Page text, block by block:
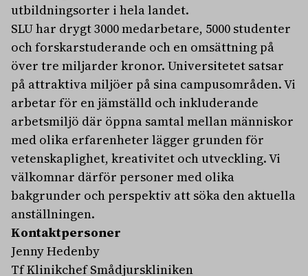
utbildningsorter i hela landet.
SLU har drygt 3000 medarbetare, 5000 studenter
och forskarstuderande och en omsättning på
över tre miljarder kronor. Universitetet satsar
på attraktiva miljöer på sina campusområden. Vi
arbetar för en jämställd och inkluderande
arbetsmiljö där öppna samtal mellan människor
med olika erfarenheter lägger grunden för
vetenskaplighet, kreativitet och utveckling. Vi
välkomnar därför personer med olika
bakgrunder och perspektiv att söka den aktuella
anställningen.
Kontaktpersoner
Jenny Hedenby
Tf Klinikchef Smådjurskliniken